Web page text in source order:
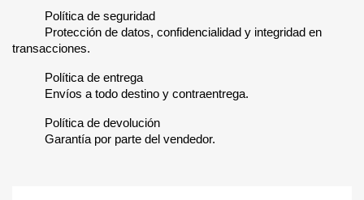
Política de seguridad
Protección de datos, confidencialidad y integridad en
transacciones.
Política de entrega
Envíos a todo destino y contraentrega.
Política de devolución
Garantía por parte del vendedor.